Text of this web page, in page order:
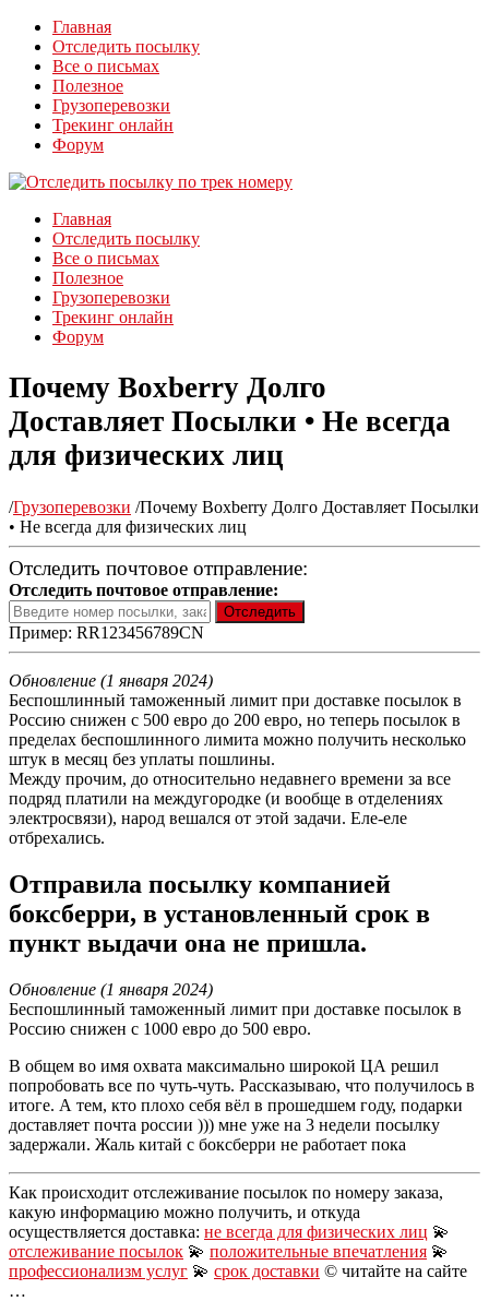
Главная
Отследить посылку
Все о письмах
Полезное
Грузоперевозки
Трекинг онлайн
Форум
Главная
Отследить посылку
Все о письмах
Полезное
Грузоперевозки
Трекинг онлайн
Форум
Почему Boxberry Долго
Доставляет Посылки • Не всегда
для физических лиц
/Грузоперевозки /Почему Boxberry Долго Доставляет Посылки
• Не всегда для физических лиц
Отследить почтовое отправление:
Отследить почтовое отправление:
Пример: RR123456789CN
Обновление (1 января 2024)
Беспошлинный таможенный лимит при доставке посылок в
Россию снижен с 500 евро до 200 евро, но теперь посылок в
пределах беспошлинного лимита можно получить несколько
штук в месяц без уплаты пошлины.
Между прочим, до относительно недавнего времени за все
подряд платили на междугородке (и вообще в отделениях
электросвязи), народ вешался от этой задачи. Еле-еле
отбрехались.
Отправила посылку компанией
боксберри, в установленный срок в
пункт выдачи она не пришла.
Обновление (1 января 2024)
Беспошлинный таможенный лимит при доставке посылок в
Россию снижен с 1000 евро до 500 евро.
В общем во имя охвата максимально широкой ЦА решил
попробовать все по чуть-чуть. Рассказываю, что получилось в
итоге. А тем, кто плохо себя вёл в прошедшем году, подарки
доставляет почта россии ))) мне уже на 3 недели посылку
задержали. Жаль китай с боксберри не работает пока
Как происходит отслеживание посылок по номеру заказа,
какую информацию можно получить, и откуда
осуществляется доставка: не всегда для физических лиц 💫
отслеживание посылок 💫 положительные впечатления 💫
профессионализм услуг 💫 срок доставки © читайте на сайте
…